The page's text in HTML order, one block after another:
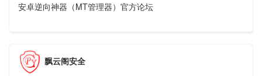
安卓逆向神器（MT管理器）官方论坛
飘云阁安全